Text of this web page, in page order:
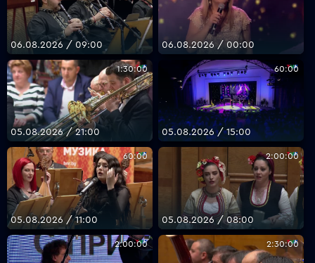
06.08.2026 / 09:00 06.08.2026 / 00:00
1:30:00
05.08.2026 / 21:00
60:00
05.08.2026 / 15:00
60:00
05.08.2026 / 11:00
2:00:00
05.08.2026 / 08:00
2:00:00 2:30:00